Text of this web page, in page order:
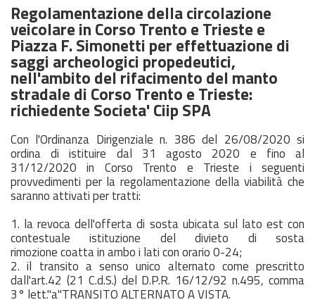
Regolamentazione della circolazione
veicolare in Corso Trento e Trieste e
Piazza F. Simonetti per effettuazione di
saggi archeologici propedeutici,
nell'ambito del rifacimento del manto
stradale di Corso Trento e Trieste:
richiedente Societa' Ciip SPA
Con l'Ordinanza Dirigenziale n. 386 del 26/08/2020 si
ordina di istituire dal 31 agosto 2020 e fino al
31/12/2020 in Corso Trento e Trieste i seguenti
provvedimenti per la regolamentazione della viabilità che
saranno attivati per tratti:
1. la revoca dell'offerta di sosta ubicata sul lato est con
contestuale istituzione del divieto di sosta
rimozione coatta in ambo i lati con orario 0-24;
2. il transito a senso unico alternato come prescritto
dall'art.42 (21 C.d.S.) del D.P.R. 16/12/92 n.495, comma
3° lett."a"TRANSITO ALTERNATO A VISTA.